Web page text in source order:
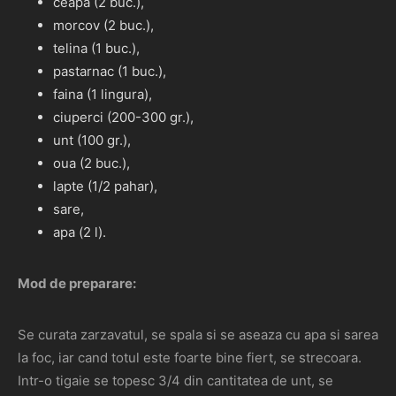
morcov (2 buc.),
telina (1 buc.),
pastarnac (1 buc.),
faina (1 lingura),
ciuperci (200-300 gr.),
unt (100 gr.),
oua (2 buc.),
lapte (1/2 pahar),
sare,
apa (2 l).
Mod de preparare:
Se curata zarzavatul, se spala si se aseaza cu apa si sarea
la foc, iar cand totul este foarte bine fiert, se strecoara.
Intr-o tigaie se topesc 3/4 din cantitatea de unt, se